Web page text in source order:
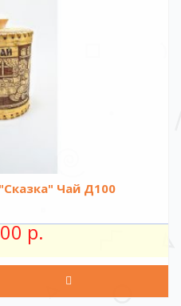
Чай Д100
р.